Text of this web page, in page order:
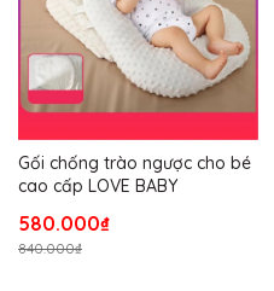
Gối chống trào ngược cho bé
cao cấp LOVE BABY
580.000₫
840.000₫